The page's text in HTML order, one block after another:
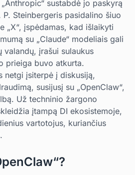
sustabdė jo paskyrą
P. Steinbergeris pasidalino šiuo
„X“, įspėdamas, kad išlaikyti
su „Claude“ modeliais gali
valandų, įrašui sulaukus
prieiga buvo atkurta.
netgi įsiterpė į diskusiją,
susijusį su „OpenClaw“,
Už techninio žargono
įtampą DI ekosistemoje,
vartotojus, kuriančius